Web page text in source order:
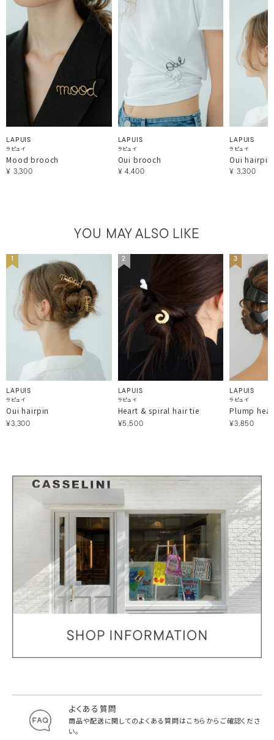
LAPUIS
ラピュイ
Mood brooch
¥ 3,300
LAPUIS
ラピュイ
Oui brooch
¥ 4,400
LAPUIS
ラピュイ
Oui hairpin
¥ 3,300
YOU MAY ALSO LIKE
1
LAPUIS
ラピュイ
Oui hairpin
¥3,300
2
LAPUIS
ラピュイ
Heart & spiral hair tie
¥5,500
3
LAPUIS
ラピュイ
Plump
¥3,850
よくある質問
商品や配送に関してのよくある質問はこちらからご確認くださ
い。